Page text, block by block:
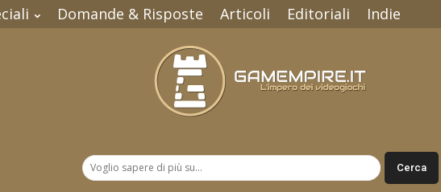
Domande & Risposte Articoli Editoriali Indie